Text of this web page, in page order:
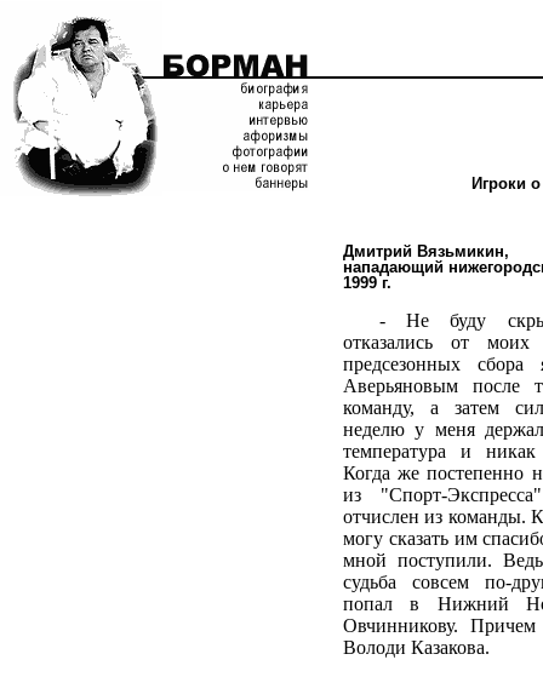
Игроки
Дмитрий Вязьмикин,
нападающий
1999 г.
- Не буду
отказались от
предсезонных
Аверьяновым после
команду, а затем
неделю у меня
температура и
Когда же постепенно
из "Спорт-
отчислен из команды.
могу сказать им
мной поступили.
судьба совсем по-
попал в Нижний
Овчинникову. Причем
Володи Казакова.